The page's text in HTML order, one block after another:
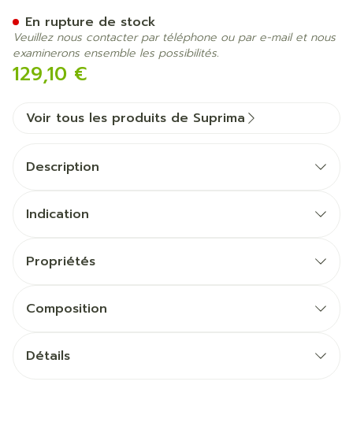
129,10 €
En rupture de stock
Veuillez nous contacter par téléphone ou par e-mail et nous
examinerons ensemble les possibilités.
Voir tous les produits de Suprima
Description
Indication
Propriétés
Composition
Détails